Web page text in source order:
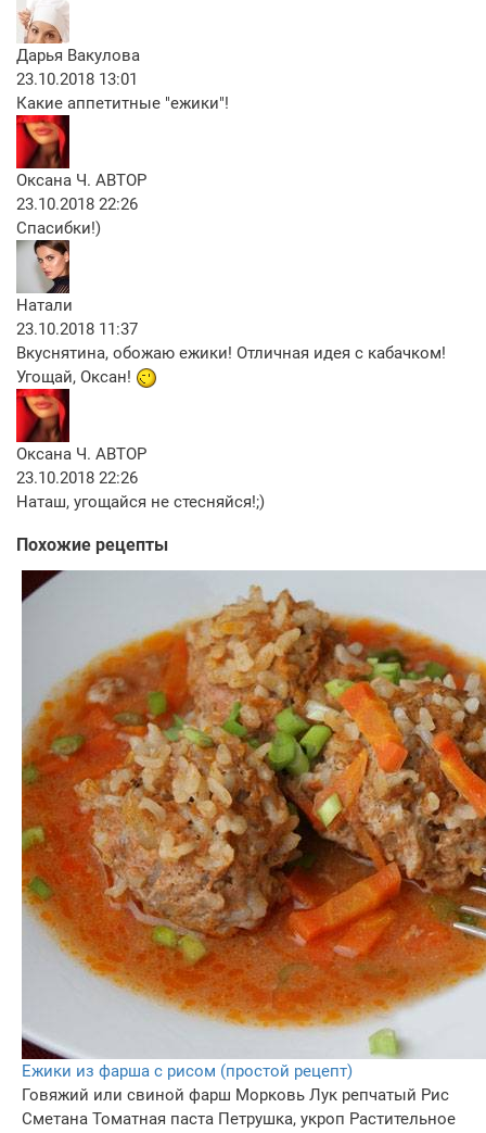
Дарья Вакулова
23.10.2018 13:01
Какие аппетитные "ежики"!
Оксана Ч. АВТОР
23.10.2018 22:26
Спасибки!)
Натали
23.10.2018 11:37
Вкуснятина, обожаю ежики! Отличная идея с кабачком!
Угощай, Оксан!
Оксана Ч. АВТОР
23.10.2018 22:26
Наташ, угощайся не стесняйся!;)
Похожие рецепты
Ежики из фарша с рисом (простой рецепт)
Говяжий или свиной фарш Морковь Лук репчатый Рис
Сметана Томатная паста Петрушка, укроп Растительное